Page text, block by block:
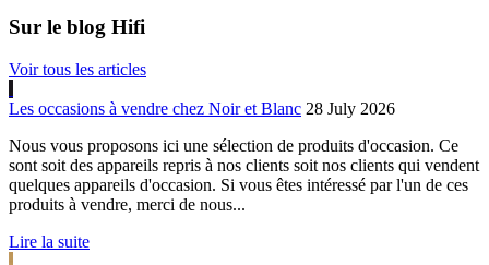
Sur le blog Hifi
Voir tous les articles
Les occasions à vendre chez Noir et Blanc 28 July 2026
Nous vous proposons ici une sélection de produits d'occasion. Ce
sont soit des appareils repris à nos clients soit nos clients qui vendent
quelques appareils d'occasion. Si vous êtes intéressé par l'un de ces
produits à vendre, merci de nous...
Lire la suite